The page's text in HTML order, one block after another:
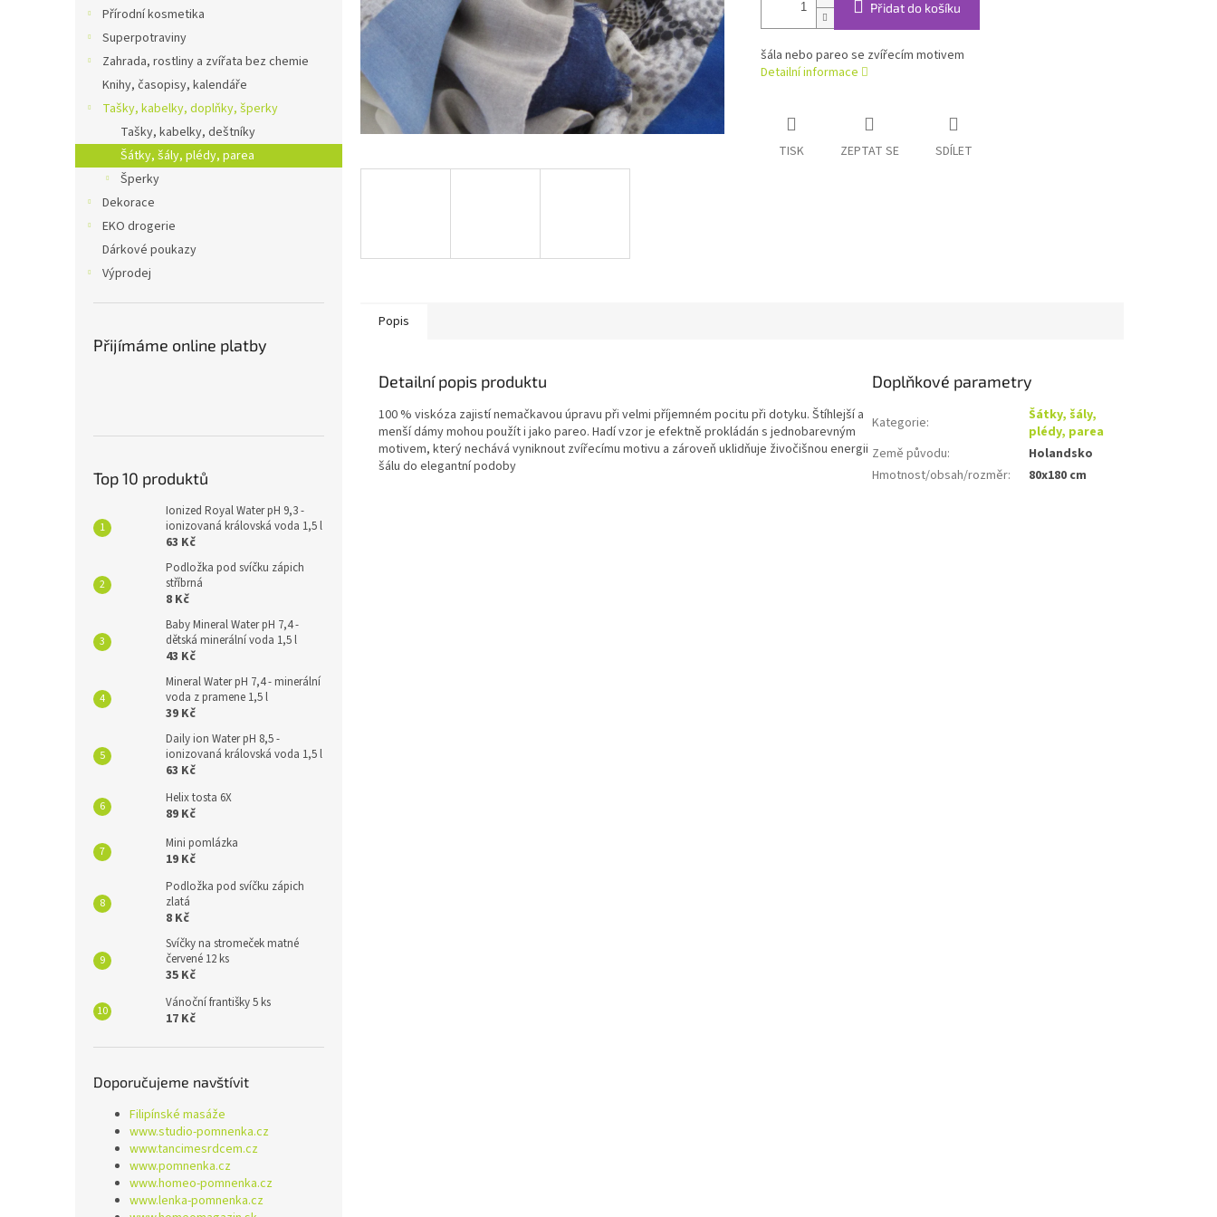
Přírodní kosmetika
Superpotraviny
Zahrada, rostliny a zvířata bez chemie
Knihy, časopisy, kalendáře
Tašky, kabelky, doplňky, šperky
Tašky, kabelky, deštníky
Šátky, šály, plédy, parea
Šperky
Dekorace
EKO drogerie
Dárkové poukazy
Výprodej
Přijímáme online platby
Top 10 produktů
Ionized Royal Water pH 9,3 -
ionizovaná královská voda 1,5 l
63 Kč
Podložka pod svíčku zápich
stříbrná
8 Kč
Baby Mineral Water pH 7,4 -
dětská minerální voda 1,5 l
43 Kč
Mineral Water pH 7,4 - minerální
voda z pramene 1,5 l
39 Kč
Daily ion Water pH 8,5 -
ionizovaná královská voda 1,5 l
63 Kč
Helix tosta 6X
89 Kč
Mini pomlázka
19 Kč
Podložka pod svíčku zápich
zlatá
8 Kč
Svíčky na stromeček matné
červené 12 ks
35 Kč
Vánoční františky 5 ks
17 Kč
Doporučujeme navštívit
Filipínské masáže
www.studio-pomnenka.cz
www.tancimesrdcem.cz
www.pomnenka.cz
www.homeo-pomnenka.cz
www.lenka-pomnenka.cz
Přidat do košíku
šála nebo pareo se zvířecím motivem
Detailní informace
TISK ZEPTAT SE SDÍLET
Popis
Detailní popis produktu
100 % viskóza zajistí nemačkavou úpravu při velmi příjemném pocitu při dotyku. Štíhlejší a
menší dámy mohou použít i jako pareo. Hadí vzor je efektně prokládán s jednobarevným
motivem, který nechává vyniknout zvířecímu motivu a zároveň uklidňuje živočišnou energii
šálu do elegantní podoby
Doplňkové parametry
Kategorie:
Šátky, šály,
plédy, parea
Země původu:
Holandsko
Hmotnost/obsah/rozměr: 80x180 cm